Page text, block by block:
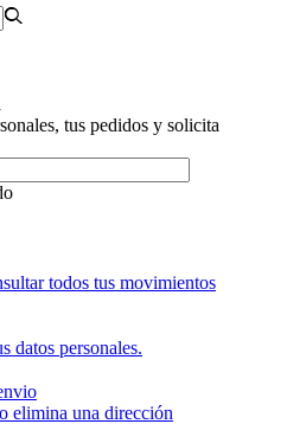
tus pedidos y solicita
todos tus movimientos
datos personales.
elimina una dirección